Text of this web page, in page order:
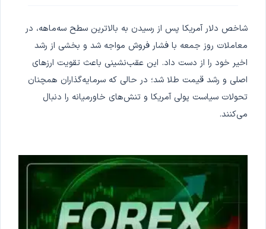
شاخص دلار آمریکا پس از رسیدن به بالاترین سطح سه‌ماهه، در
معاملات روز جمعه با فشار فروش مواجه شد و بخشی از رشد
اخیر خود را از دست داد. این عقب‌نشینی باعث تقویت ارزهای
اصلی و رشد قیمت طلا شد؛ در حالی که سرمایه‌گذاران همچنان
تحولات سیاست پولی آمریکا و تنش‌های خاورمیانه را دنبال
می‌کنند.